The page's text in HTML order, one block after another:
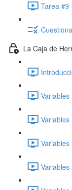
Tarea #9
La Caja de